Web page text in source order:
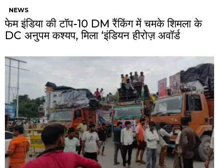
NEWS
फेम इंडिया की टॉप-10 DM रैंकिंग में चमके शिमला के
DC अनुपम कश्यप, मिला ‘इंडियन हीरोज़ अवॉर्ड